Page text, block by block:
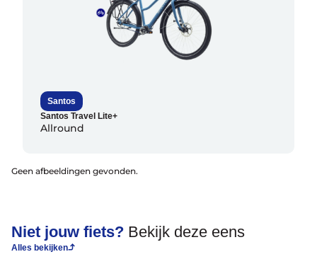
Contact
De winkel
Blog
het
kiezen
Santos
Santos Travel Lite+
Allround
Geen afbeeldingen gevonden.
Niet jouw fiets? Bekijk deze eens
Alles bekijken